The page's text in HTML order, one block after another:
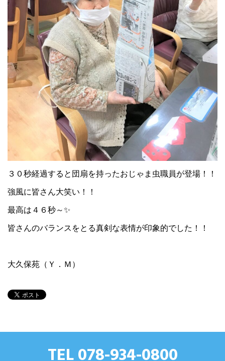
３０秒経過すると団扇を持ったおじゃま虫職員が登場！！
強風に皆さん大笑い！！
最高は４６秒～✨
皆さんのバランスをとる真剣な表情が印象的でした！！
大久保苑（Ｙ．Ｍ）
TEL 078-934-0800